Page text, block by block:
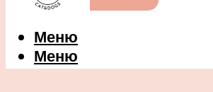
Меню
Меню